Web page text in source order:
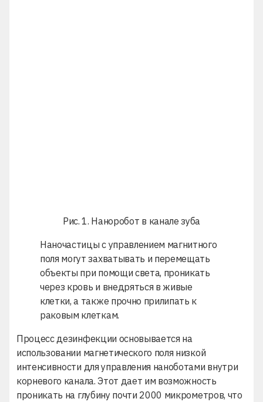
Рис. 1. Наноробот в канале зуба
Наночастицы с управлением магнитного
поля могут захватывать и перемещать
объекты при помощи света, проникать
через кровь и внедряться в живые
клетки, а также прочно прилипать к
раковым клеткам.
Процесс дезинфекции основывается на
использовании магнетического поля низкой
интенсивности для управления наноботами внутри
корневого канала. Этот дает им возможность
проникать на глубину почти 2000 микрометров, что